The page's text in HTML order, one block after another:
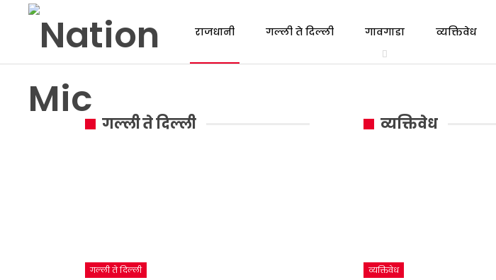
राजधानी गल्ली ते दिल्ली गावगाडा व्यक्तिवेध
गल्ली ते दिल्ली
गल्ली ते दिल्ली
व्यक्तिवेध
व्यक्तिवेध